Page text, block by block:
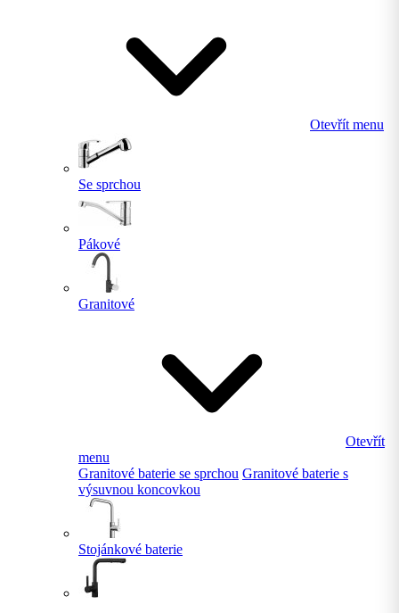
Otevřít menu
Se sprchou
Pákové
Granitové
Otevřít
menu
Granitové baterie se sprchou Granitové baterie s
výsuvnou koncovkou
Stojánkové baterie